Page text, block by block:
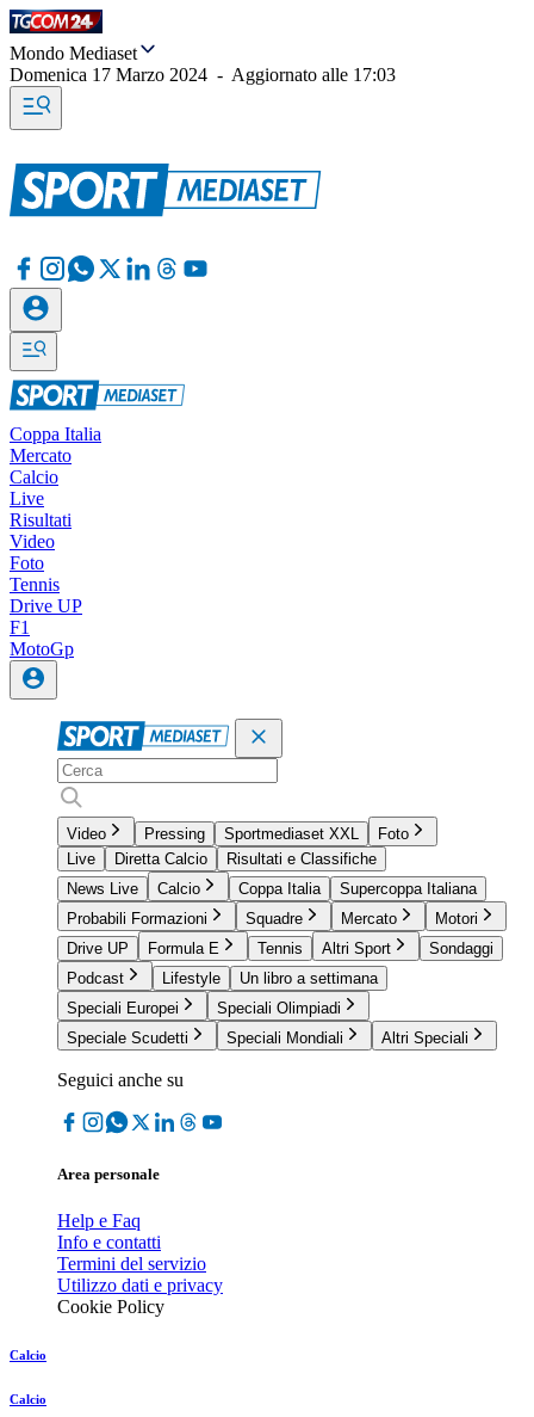
Mondo Mediaset
Domenica 17 Marzo 2024 - Aggiornato alle 17:03
Coppa Italia
Mercato
Calcio
Live
Risultati
Video
Foto
Tennis
Drive UP
F1
MotoGp
Video Pressing Sportmediaset XXL
Foto
Live
Diretta Calcio
Risultati e Classifiche
News Live
Calcio Coppa Italia
Supercoppa Italiana
Probabili Formazioni
Squadre Mercato
Motori
Drive UP
Formula E Tennis Altri Sport
Sondaggi
Podcast
Lifestyle
Un libro a settimana
Speciali Europei
Speciali Olimpiadi
Speciale Scudetti
Speciali Mondiali Altri Speciali
Seguici anche su
Area personale
Help e Faq
Info e contatti
Termini del servizio
Utilizzo dati e privacy
Cookie Policy
Calcio
Calcio